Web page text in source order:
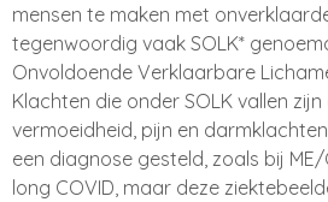
mensen te maken met
tegenwoordig vaak SOLK*
Onvoldoende Verklaarbare
Klachten die onder SOLK vallen
vermoeidheid, pijn en
een diagnose gesteld, zoals bij
long COVID, maar deze